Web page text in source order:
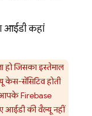
आईडी कहां
जिसका इस्तेमाल
केस-सेंसिटिव होती
आपके Firebase
आईडी की वैल्यू नहीं